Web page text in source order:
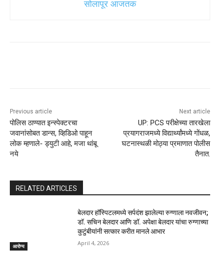
सोलापूर आजतक
Previous article
पोलिस ठाण्यात इन्स्पेक्टरचा
जवानांसोबत डान्स, व्हिडिओ पाहून
लोक म्हणाले- ड्युटी आहे, मजा थांबू
नये
Next article
UP: PCS परीक्षेच्या तारखेला
प्रयागराजमध्ये विद्यार्थ्यांमध्ये गोंधळ,
घटनास्थळी मोठ्या प्रमाणात पोलीस
तैनात.
RELATED ARTICLES
आरोग्य
बेलदार हॉस्पिटलमध्ये सर्पदंश झालेल्या रुग्णाला नवजीवन;
डॉ. सचिन बेलदार आणि डॉ. अपेक्षा बेलदार यांचा रुग्णाच्या
कुटुंबीयांनी सत्कार करीत मानले आभार
April 4, 2026